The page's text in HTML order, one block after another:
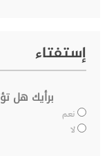
إستفتاء
برأيك هل
نعم
لا